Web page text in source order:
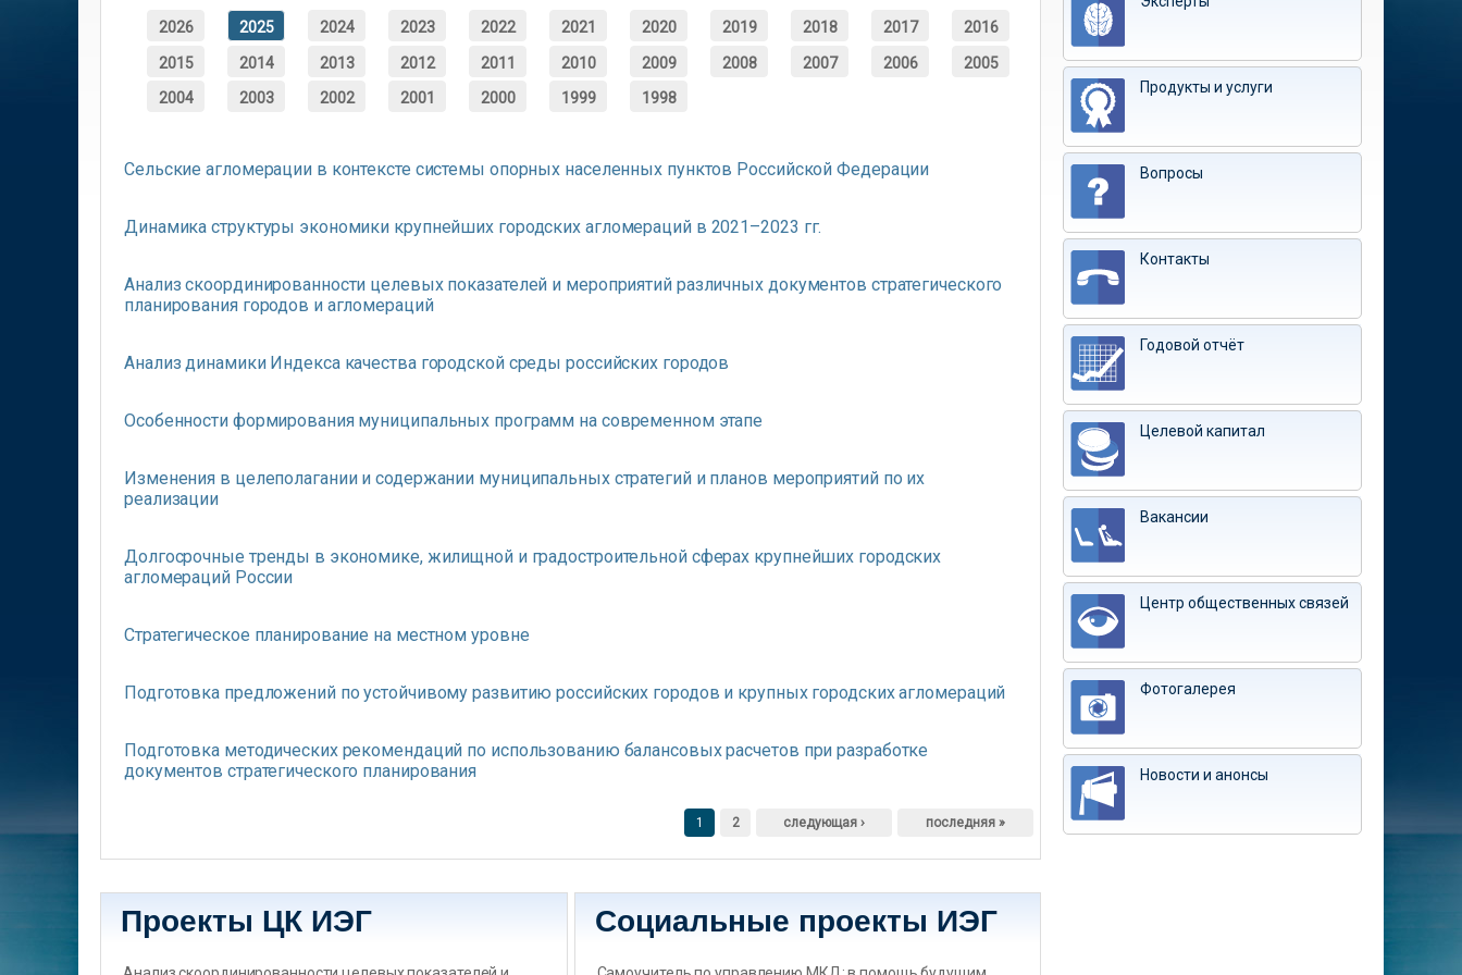
2026 2025 2024 2023 2022 2021 2020 2019 2018 2017 2016
2015 2014 2013 2012 2011 2010 2009 2008 2007 2006 2005
2004 2003 2002 2001 2000 1999 1998
Сельские агломерации в контексте системы опорных населенных пунктов Российской Федерации
Динамика структуры экономики крупнейших городских агломераций в 2021–2023 гг.
Анализ скоординированности целевых показателей и мероприятий различных документов стратегического
планирования городов и агломераций
Анализ динамики Индекса качества городской среды российских городов
Особенности формирования муниципальных программ на современном этапе
Изменения в целеполагании и содержании муниципальных стратегий и планов мероприятий по их
реализации
Долгосрочные тренды в экономике, жилищной и градостроительной сферах крупнейших городских
агломераций России
Стратегическое планирование на местном уровне
Подготовка предложений по устойчивому развитию российских городов и крупных городских агломераций
Подготовка методических рекомендаций по использованию балансовых расчетов при разработке
документов стратегического планирования
1 2 следующая › последняя »
Проекты ЦК ИЭГ Социальные проекты ИЭГ
Продукты и услуги
Вопросы
Контакты
Годовой отчёт
Целевой капитал
Вакансии
Центр общественных связей
Фотогалерея
Новости и анонсы